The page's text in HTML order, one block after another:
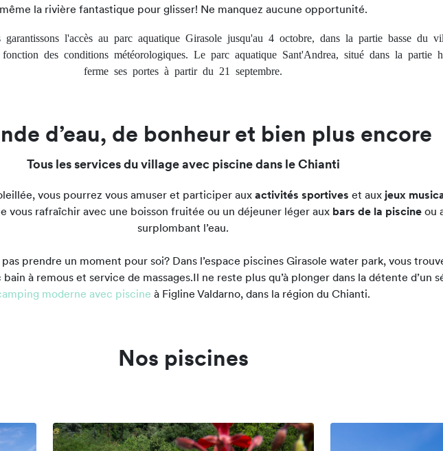
même la rivière fantastique pour glisser! Ne manquez aucune opportunité.
garantissons l'accès au parc aquatique Girasole jusqu'au 4 octobre, dans la partie basse du
des conditions météorologiques. Le parc aquatique Sant'Andrea, situé dans la partie
ferme ses portes à partir du 21 septembre.
d’eau, de bonheur et bien plus encore
Tous les services du village avec piscine dans le Chianti
vous pourrez vous amuser et participer aux activités sportives et aux jeux
vous rafraîchir avec une boisson fruitée ou un déjeuner léger aux bars de la piscine ou
surplombant l’eau.
prendre un moment pour soi? Dans l’espace piscines Girasole water park, vous
à remous et service de massages.Il ne reste plus qu’à plonger dans la détente d’un
moderne avec piscine à Figline Valdarno, dans la région du Chianti.
Nos piscines